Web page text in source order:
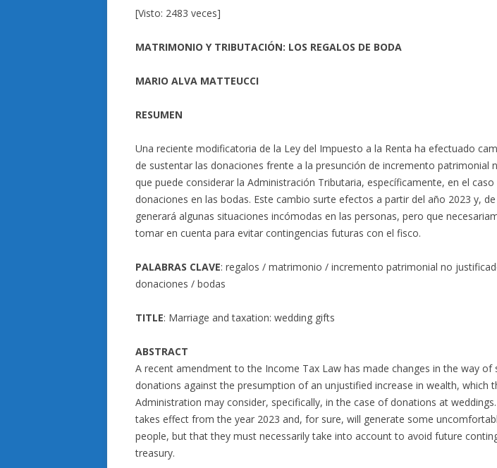
[Visto: 2483 veces]
MATRIMONIO Y TRIBUTACIÓN: LOS REGALOS DE BODA
MARIO ALVA MATTEUCCI
RESUMEN
Una reciente modificatoria de la Ley del Impuesto a la Renta ha efectuado
de sustentar las donaciones frente a la presunción de incremento patrimonial
que puede considerar la Administración Tributaria, específicamente, en el caso
donaciones en las bodas. Este cambio surte efectos a partir del año 2023 y,
generará algunas situaciones incómodas en las personas, pero que
tomar en cuenta para evitar contingencias futuras con el fisco.
PALABRAS CLAVE: regalos / matrimonio / incremento patrimonial no
donaciones / bodas
TITLE: Marriage and taxation: wedding gifts
ABSTRACT
A recent amendment to the Income Tax Law has made changes in the way of
donations against the presumption of an unjustified increase in wealth, which
Administration may consider, specifically, in the case of donations at
takes effect from the year 2023 and, for sure, will generate some
people, but that they must necessarily take into account to avoid future
treasury.